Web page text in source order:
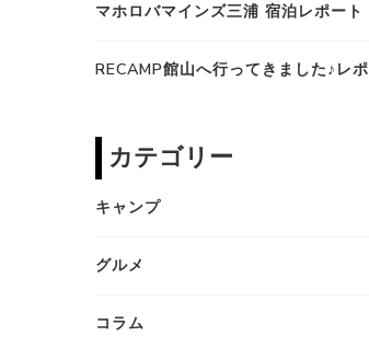
マホロバマインズ三浦 宿泊レポート
RECAMP館山へ行ってきました♪レポ
カテゴリー
キャンプ
グルメ
コラム